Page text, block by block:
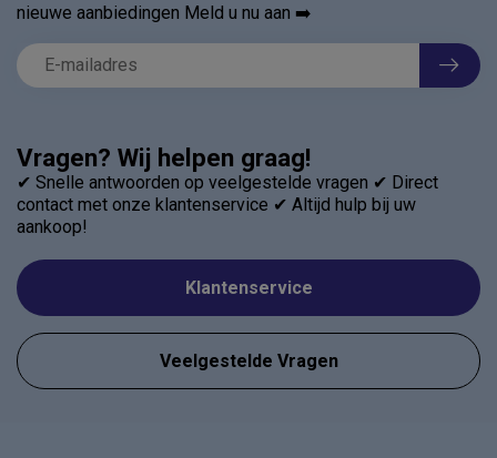
Vragen? Wij helpen graag!
✔ Snelle antwoorden op veelgestelde vragen ✔ Direct
contact met onze klantenservice ✔ Altijd hulp bij uw
aankoop!
Klantenservice
Veelgestelde Vragen
nieuwe aanbiedingen Meld u nu aan ➡️